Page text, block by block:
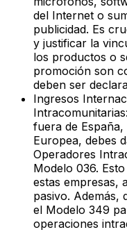
del Internet o
publicidad. Es
y justificar la
los productos o
promoción son
deben ser
Ingresos
Intracomunitarias:
fuera de
Europea, debes
Operadores
Modelo 036.
estas empresas,
pasivo. Además,
el Modelo 349
operaciones